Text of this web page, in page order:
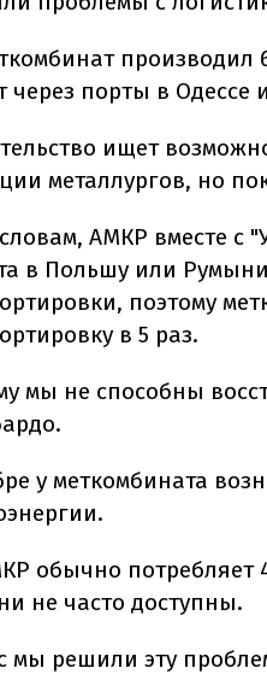
через порты в Одессе
ищет
металлургов, но
АМКР вместе с
в Польшу или
поэтому
в 5 раз.
мы не способны
у меткомбината
обычно потребляет
не часто доступны.
мы решили эту